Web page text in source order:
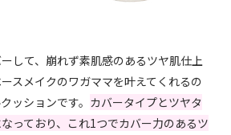
ーして、崩れず素肌感のあるツヤ肌仕上
スメイクのワガママを叶えてくれるの
ッションです。 カバータイプとツヤタ
っており、これ1つでカバー力のあるツ